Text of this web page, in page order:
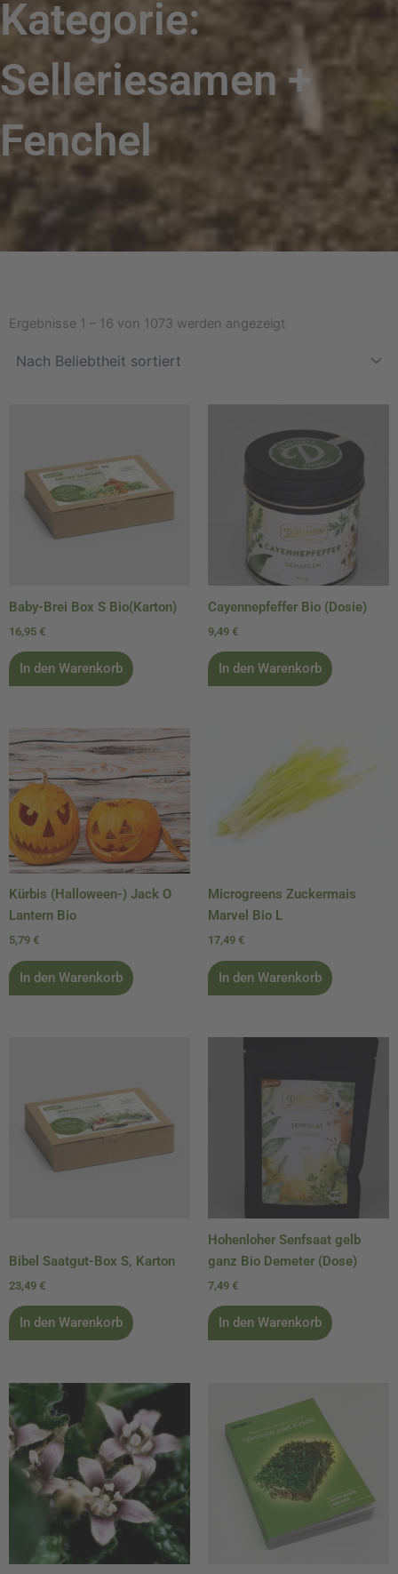
Kategorie:
Selleriesamen +
Fenchel
Ergebnisse 1 – 16 von 1073 werden angezeigt
Baby-Brei Box S Bio(Karton)
16,95 €
In den Warenkorb
Cayennepfeffer Bio (Dosie)
9,49 €
In den Warenkorb
Kürbis (Halloween-) Jack O
Lantern Bio
5,79 €
In den Warenkorb
Microgreens Zuckermais
Marvel Bio L
17,49 €
In den Warenkorb
Bibel Saatgut-Box S, Karton
23,49 €
In den Warenkorb
Hohenloher Senfsaat gelb
ganz Bio Demeter (Dose)
7,49 €
In den Warenkorb